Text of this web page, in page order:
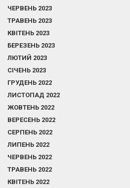
ЧЕРВЕНЬ 2023
ТРАВЕНЬ 2023
КВІТЕНЬ 2023
БЕРЕЗЕНЬ 2023
ЛЮТИЙ 2023
СІЧЕНЬ 2023
ГРУДЕНЬ 2022
ЛИСТОПАД 2022
ЖОВТЕНЬ 2022
ВЕРЕСЕНЬ 2022
СЕРПЕНЬ 2022
ЛИПЕНЬ 2022
ЧЕРВЕНЬ 2022
ТРАВЕНЬ 2022
КВІТЕНЬ 2022